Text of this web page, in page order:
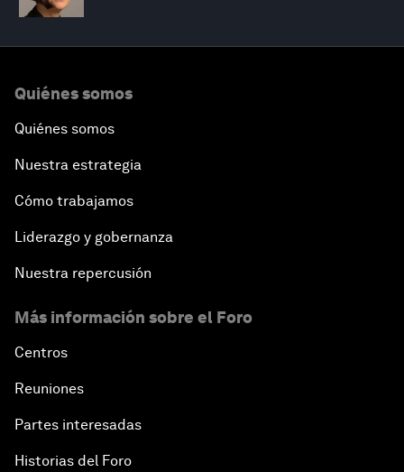
Quiénes somos
Quiénes somos
Nuestra estrategia
Cómo trabajamos
Liderazgo y gobernanza
Nuestra repercusión
Más información sobre el Foro
Centros
Reuniones
Partes interesadas
Historias del Foro